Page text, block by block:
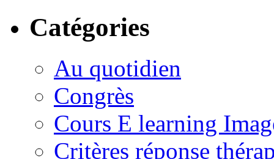
Catégories
Au quotidien
Congrès
Cours E learning
Critères réponse